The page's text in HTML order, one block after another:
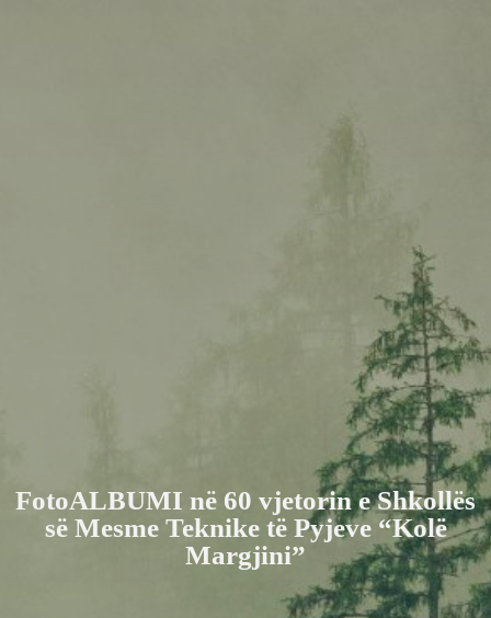
FotoALBUMI në 60 vjetorin e Shkollës
së Mesme Teknike të Pyjeve “Kolë
Margjini”